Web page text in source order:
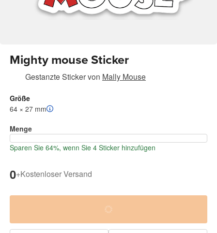
Mighty mouse Sticker
Gestanzte Stickervon Mally Mouse
Größe
64 × 27 mm
Menge
Sparen Sie 64%, wenn Sie 4 Sticker hinzufügen
0+Kostenloser Versand